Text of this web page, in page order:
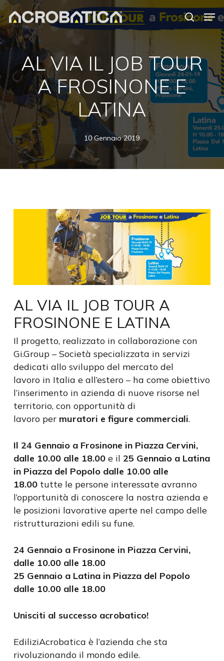
Skip
to
main
content
search
AL VIA IL JOB TOUR
A FROSINONE E
LATINA
10 Gennaio 2019
AL VIA IL JOB TOUR A
FROSINONE E LATINA
Il progetto, realizzato in collaborazione con
Gi.Group – Società specializzata in servizi
dedicati allo sviluppo del mercato del
lavoro in Italia e all’estero – ha come obiettivo
l’inserimento in azienda di nuove risorse nel
territorio, con opportunità di
lavoro per muratori e figure commerciali.
Il 24 Gennaio a Frosinone in Piazza Cervini,
dalle 10.00 alle 18.00e il 25 Gennaio a Latina
in Piazza del Popolo dalle 10.00 alle
18.00tutte le persone interessate avranno
l’opportunità di conoscere la nostra azienda e
le posizioni lavorative aperte nel campo delle
ristrutturazioni edili su fune.
24 Gennaio a Frosinone in Piazza Cervini,
dalle 10.00 alle 18.00
25 Gennaio a Latina in Piazza del Popolo
dalle 10.00 alle 18.00
Unisciti al successo acrobatico!
EdiliziAcrobatica è l’azienda che sta
rivoluzionando il mondo edile.
Close
Menu